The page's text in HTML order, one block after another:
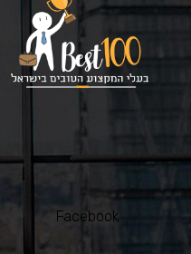
Facebook